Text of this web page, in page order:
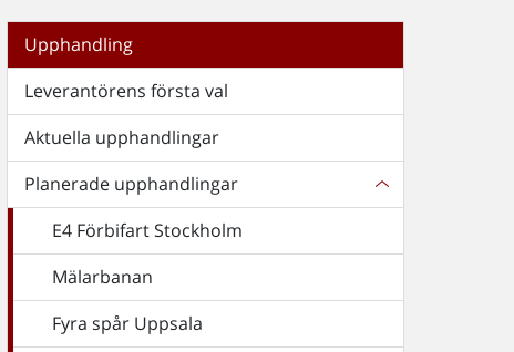
Upphandling
Leverantörens första val
Aktuella upphandlingar
Planerade upphandlingar
E4 Förbifart Stockholm
Mälarbanan
Fyra spår Uppsala